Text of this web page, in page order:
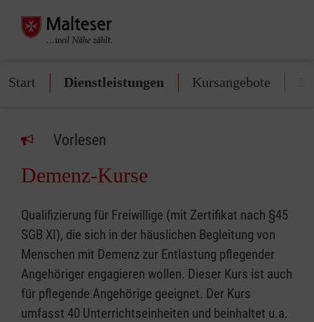
Start Dienstleistungen Kursangebote
Vorlesen
Demenz-Kurse
Qualifizierung für Freiwillige (mit Zertifikat nach §45
SGB XI), die sich in der häuslichen Begleitung von
Menschen mit Demenz zur Entlastung pflegender
Angehöriger engagieren wollen. Dieser Kurs ist auch
für pflegende Angehörige geeignet. Der Kurs
umfasst 40 Unterrichtseinheiten und beinhaltet u.a.